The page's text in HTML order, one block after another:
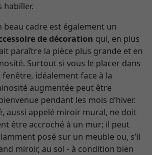
habiller.
cadre est également un
de décoration qui, en plus
paraître la pièce plus grande et en
Surtout si vous le placer dans
fenêtre, idéalement face à la
augmentée peut être
pendant les mois d’hiver.
aussi appelé miroir mural, ne doit
être accroché à un mur; il peut
posé sur un meuble ou, s’il
miroir, au sol - à condition bien